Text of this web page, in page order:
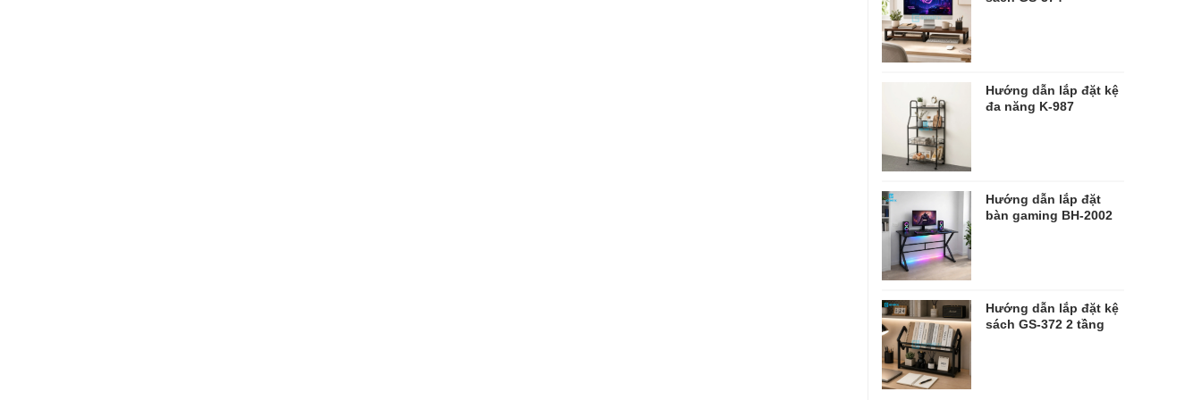
Hướng dẫn lắp đặt kệ
đa năng K-987
Hướng dẫn lắp đặt
bàn gaming BH-2002
Hướng dẫn lắp đặt kệ
sách GS-372 2 tầng